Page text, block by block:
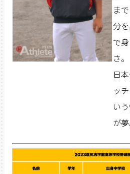
ま
分
で
さ。
日
ッ
い
が夢